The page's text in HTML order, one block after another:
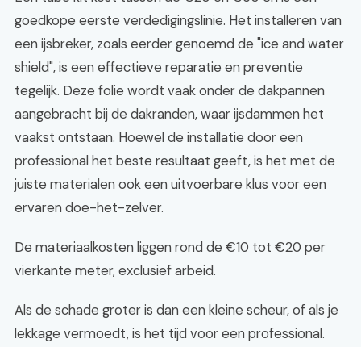
goedkope eerste verdedigingslinie. Het installeren van
een ijsbreker, zoals eerder genoemd de "ice and water
shield", is een effectieve reparatie en preventie
tegelijk. Deze folie wordt vaak onder de dakpannen
aangebracht bij de dakranden, waar ijsdammen het
vaakst ontstaan. Hoewel de installatie door een
professional het beste resultaat geeft, is het met de
juiste materialen ook een uitvoerbare klus voor een
ervaren doe-het-zelver.
De materiaalkosten liggen rond de €10 tot €20 per
vierkante meter, exclusief arbeid.
Als de schade groter is dan een kleine scheur, of als je
lekkage vermoedt, is het tijd voor een professional.